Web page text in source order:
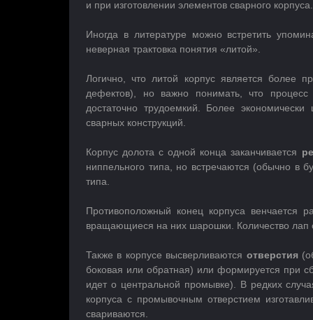
и при изготовлении элементов сварного корпуса.
Иногда в литературе можно встретить
неверная трактовка понятия «литой».
Логично, что литой корпус является более
дефектов), но важно понимать, что
достаточно трудоемкий. Более
сварных конструкций.
Корпус долота с одной конца заканчивается
ниппельного типа, но встречаются (обычно в
типа.
Противоположный конец корпуса венчается
вращающиеся на них шарошки. Количество лап
Также в корпусе высверливаются отверстия
боковая или обратная) или формируется при
идет о центральной промывке). В редких
корпуса с промывочным отверстием
свариваются.